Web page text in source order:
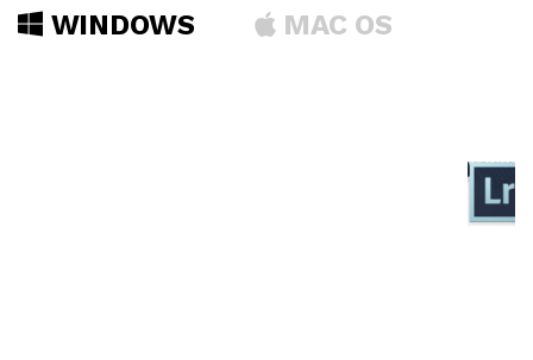
WINDOWS MAC OS